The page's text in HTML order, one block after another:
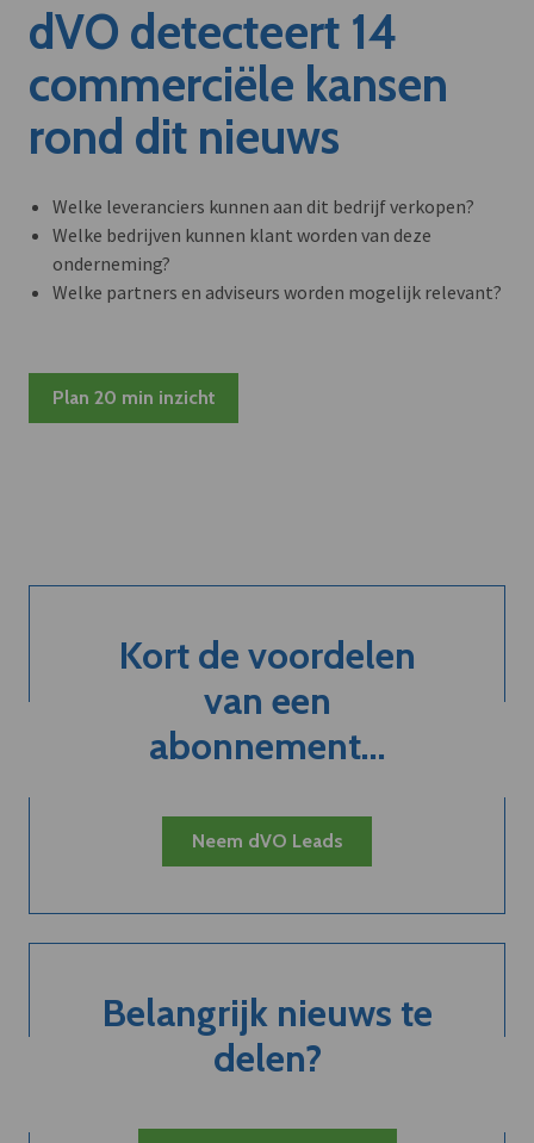
dVO detecteert 14
commerciële kansen
rond dit nieuws
Welke leveranciers kunnen aan dit bedrijf verkopen?
Welke bedrijven kunnen klant worden van deze
onderneming?
Welke partners en adviseurs worden mogelijk relevant?
Plan 20 min inzicht
Kort de voordelen
van een
abonnement...
Neem dVO Leads
Belangrijk nieuws te
delen?